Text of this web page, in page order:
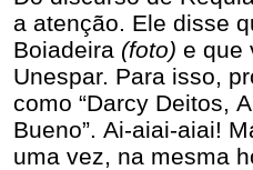
a atenção. Ele disse
Boiadeira (foto) e que
Unespar. Para isso,
como “Darcy Deitos,
Bueno”. Ai-aiai-aiai!
uma vez, na mesma